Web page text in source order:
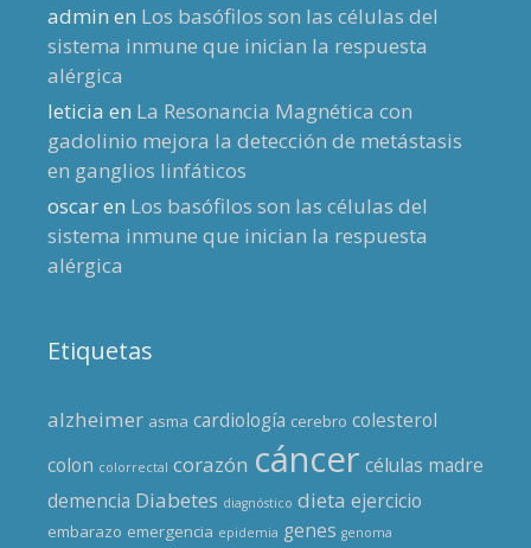
admin en Los basófilos son las células del
sistema inmune que inician la respuesta
alérgica
leticia en La Resonancia Magnética con
gadolinio mejora la detección de metástasis
en ganglios linfáticos
oscaren Los basófilos son las células del
sistema inmune que inician la respuesta
alérgica
Etiquetas
alzheimer asma cardiología cerebro colesterol
colon colorrectal corazón cáncer células madre
demencia Diabetes diagnóstico dieta ejercicio
embarazo emergencia epidemia genes genoma